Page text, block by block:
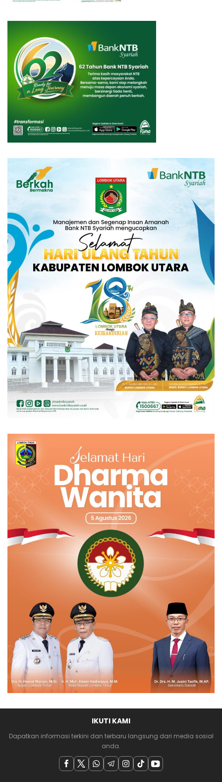
IKUTI KAMI
Dapatkan informasi terkini dan terbaru langsung dari media sosial
anda.